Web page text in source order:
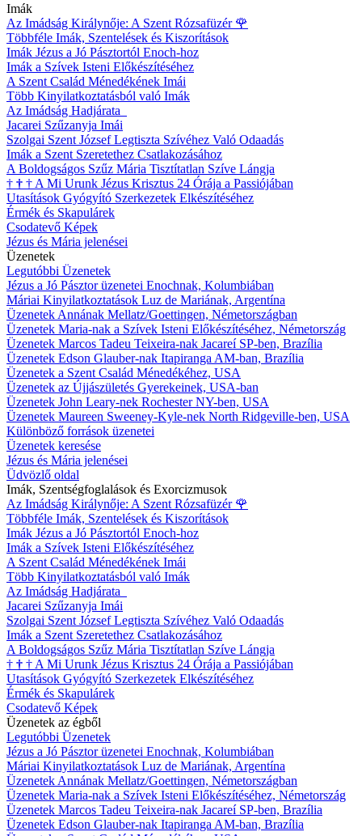
Imák
Az Imádság Királynője: A Szent Rózsafüzér 🌹
Többféle Imák, Szentelések és Kiszorítások
Imák Jézus a Jó Pásztortól Enoch-hoz
Imák a Szívek Isteni Előkészítéséhez
A Szent Család Ménedékének Imái
Több Kinyilatkoztatásból való Imák
Az Imádság Hadjárata
Jacarei Szűzanyja Imái
Szolgai Szent József Legtiszta Szívéhez Való Odaadás
Imák a Szent Szeretethez Csatlakozásához
A Boldogságos Szűz Mária Tisztítatlan Szíve Lángja
† † † A Mi Urunk Jézus Krisztus 24 Órája a Passiójában
Utasítások Gyógyító Szerkezetek Elkészítéséhez
Érmék és Skapulárek
Csodatevő Képek
Jézus és Mária jelenései
Üzenetek
Legutóbbi Üzenetek
Jézus a Jó Pásztor üzenetei Enochnak, Kolumbiában
Máriai Kinyilatkoztatások Luz de Mariának, Argentína
Üzenetek Annának Mellatz/Goettingen, Németországban
Üzenetek Maria-nak a Szívek Isteni Előkészítéséhez, Németország
Üzenetek Marcos Tadeu Teixeira-nak Jacareí SP-ben, Brazília
Üzenetek Edson Glauber-nak Itapiranga AM-ban, Brazília
Üzenetek a Szent Család Ménedékéhez, USA
Üzenetek az Újjászületés Gyerekeinek, USA-ban
Üzenetek John Leary-nek Rochester NY-ben, USA
Üzenetek Maureen Sweeney-Kyle-nek North Ridgeville-ben, USA
Különböző források üzenetei
Üzenetek keresése
Jézus és Mária jelenései
Üdvözlő oldal
Imák, Szentségfoglalások és Exorcizmusok
Az Imádság Királynője: A Szent Rózsafüzér 🌹
Többféle Imák, Szentelések és Kiszorítások
Imák Jézus a Jó Pásztortól Enoch-hoz
Imák a Szívek Isteni Előkészítéséhez
A Szent Család Ménedékének Imái
Több Kinyilatkoztatásból való Imák
Az Imádság Hadjárata
Jacarei Szűzanyja Imái
Szolgai Szent József Legtiszta Szívéhez Való Odaadás
Imák a Szent Szeretethez Csatlakozásához
A Boldogságos Szűz Mária Tisztítatlan Szíve Lángja
† † † A Mi Urunk Jézus Krisztus 24 Órája a Passiójában
Utasítások Gyógyító Szerkezetek Elkészítéséhez
Érmék és Skapulárek
Csodatevő Képek
Üzenetek az égből
Legutóbbi Üzenetek
Jézus a Jó Pásztor üzenetei Enochnak, Kolumbiában
Máriai Kinyilatkoztatások Luz de Mariának, Argentína
Üzenetek Annának Mellatz/Goettingen, Németországban
Üzenetek Maria-nak a Szívek Isteni Előkészítéséhez, Németország
Üzenetek Marcos Tadeu Teixeira-nak Jacareí SP-ben, Brazília
Üzenetek Edson Glauber-nak Itapiranga AM-ban, Brazília